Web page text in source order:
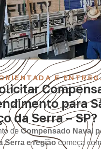
E
para
da Serra – SP?
de Compensado Naval
Serra e regiãocomeça